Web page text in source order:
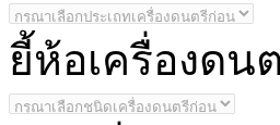
ยี้ห้อเครื่องดน